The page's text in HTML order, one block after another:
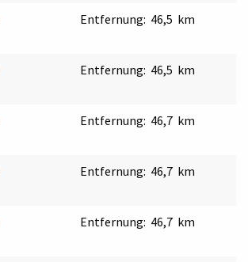
Entfernung: 46,5 km
Entfernung: 46,5 km
Entfernung: 46,7 km
Entfernung: 46,7 km
Entfernung: 46,7 km